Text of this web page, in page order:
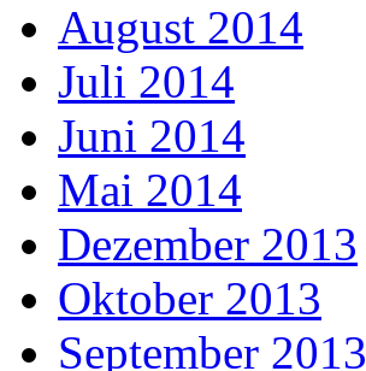
August 2014
Juli 2014
Juni 2014
Mai 2014
Dezember 2013
Oktober 2013
September 2013